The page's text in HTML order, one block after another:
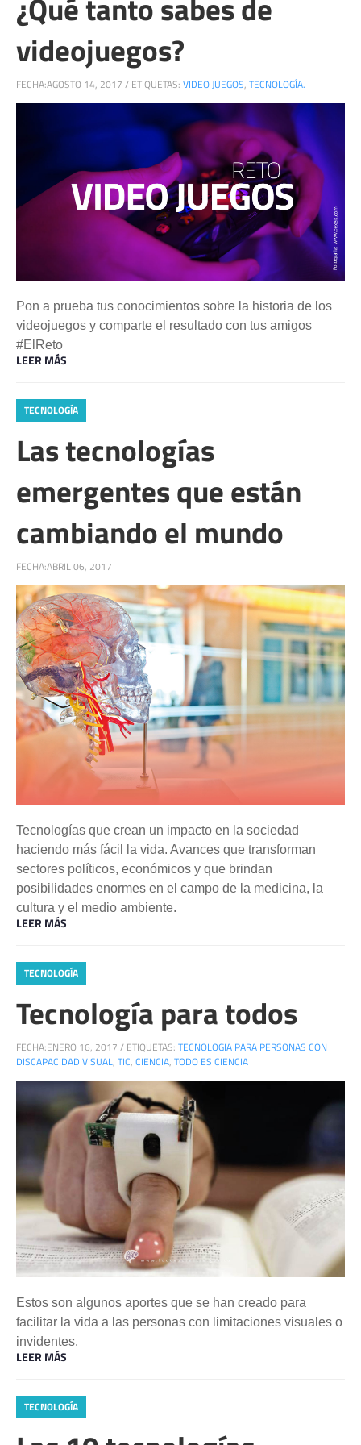
videojuegos?
FECHA:AGOSTO 14, 2017 / ETIQUETAS: VIDEO JUEGOS, TECNOLOGÍA.
Pon a prueba tus conocimientos sobre la historia de los
videojuegos y comparte el resultado con tus amigos
#ElReto
LEER MÁS
TECNOLOGÍA
Las tecnologías
emergentes que están
cambiando el mundo
FECHA:ABRIL 06, 2017
Tecnologías que crean un impacto en la sociedad
haciendo más fácil la vida. Avances que transforman
sectores políticos, económicos y que brindan
posibilidades enormes en el campo de la medicina, la
cultura y el medio ambiente.
LEER MÁS
TECNOLOGÍA
Tecnología para todos
FECHA:ENERO 16, 2017 / ETIQUETAS: TECNOLOGIA PARA PERSONAS CON
DISCAPACIDAD VISUAL, TIC, CIENCIA, TODO ES CIENCIA
Estos son algunos aportes que se han creado para
facilitar la vida a las personas con limitaciones visuales o
invidentes.
LEER MÁS
TECNOLOGÍA